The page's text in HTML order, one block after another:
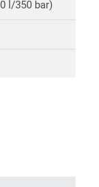
l/350 bar)